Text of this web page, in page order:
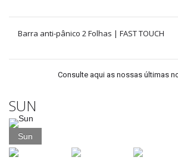
Barra anti-pânico 2 Folhas | FAST TOUCH
Consulte aqui as nossas últimas
SUN
Sun